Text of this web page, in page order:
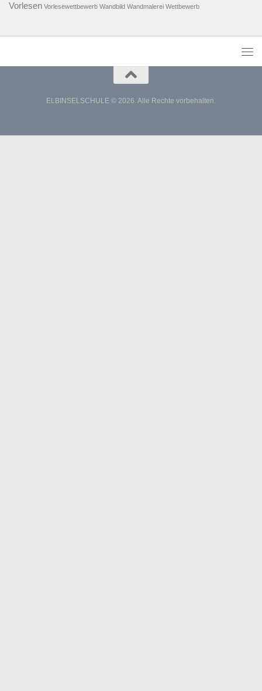
Vorlesen Vorlesewettbewerb Wandbild Wandmalerei Wettbewerb
ELBINSELSCHULE © 2026. Alle Rechte vorbehalten.